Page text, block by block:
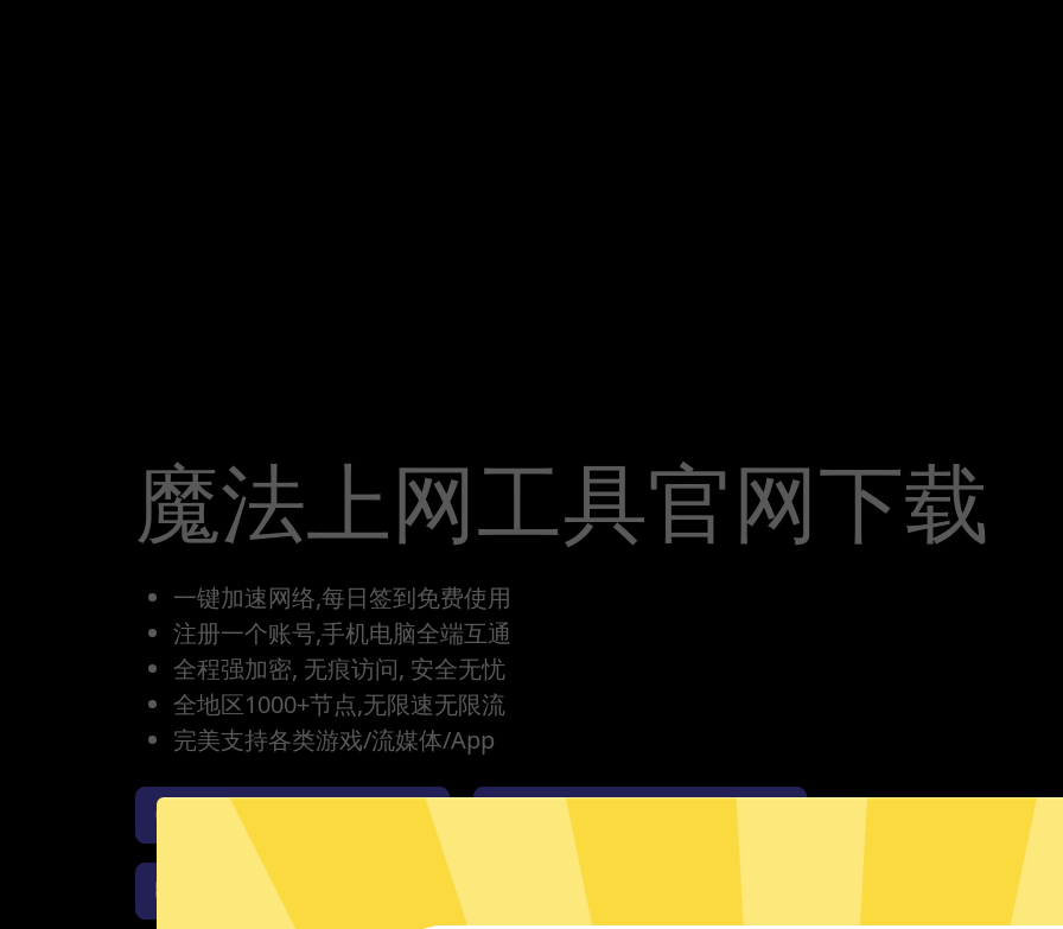
魔法上网工具官网下载
一键加速网络,每日签到免费使用
注册一个账号,手机电脑全端互通
全程强加密, 无痕访问, 安全无忧
全地区1000+节点,无限速无限流
完美支持各类游戏/流媒体/App
魔法上网工具iOS版下载 魔法上网工具安卓版下载
魔法上网工具Windows下载 魔法上网工具Mac版下载